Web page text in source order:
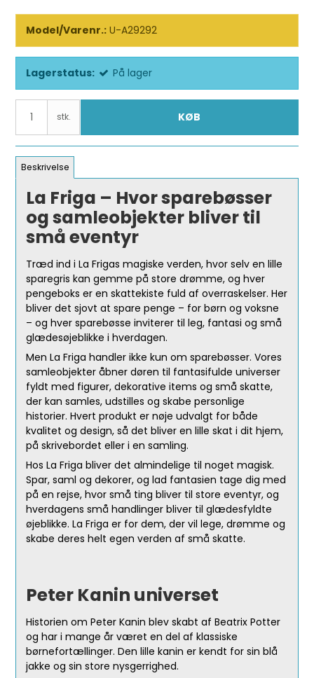
Model/Varenr.: U-A29292
Lagerstatus: På lager
stk. KØB
Beskrivelse
La Friga – Hvor sparebøsser
og samleobjekter bliver til
små eventyr
Træd ind i La Frigas magiske verden, hvor selv en lille
sparegris kan gemme på store drømme, og hver
pengeboks er en skattekiste fuld af overraskelser. Her
bliver det sjovt at spare penge – for børn og voksne
– og hver sparebøsse inviterer til leg, fantasi og små
glædesøjeblikke i hverdagen.
Men La Friga handler ikke kun om sparebøsser. Vores
samleobjekter åbner døren til fantasifulde universer
fyldt med figurer, dekorative items og små skatte,
der kan samles, udstilles og skabe personlige
historier. Hvert produkt er nøje udvalgt for både
kvalitet og design, så det bliver en lille skat i dit hjem,
på skrivebordet eller i en samling.
Hos La Friga bliver det almindelige til noget magisk.
Spar, saml og dekorer, og lad fantasien tage dig med
på en rejse, hvor små ting bliver til store eventyr, og
hverdagens små handlinger bliver til glædesfyldte
øjeblikke. La Friga er for dem, der vil lege, drømme og
skabe deres helt egen verden af små skatte.
Peter Kanin universet
Historien om Peter Kanin blev skabt af Beatrix Potter
og har i mange år været en del af klassiske
børnefortællinger. Den lille kanin er kendt for sin blå
jakke og sin store nysgerrighed.